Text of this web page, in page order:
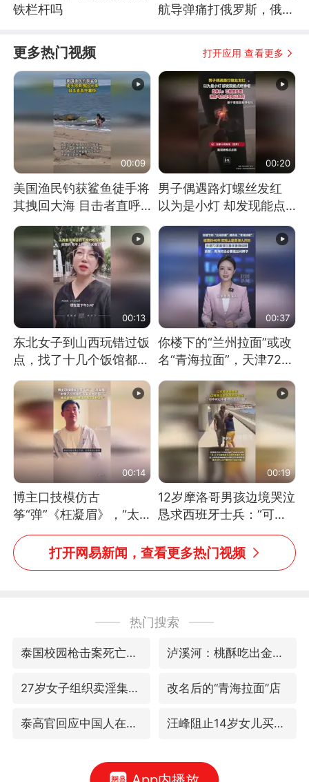
铁栏杆吗
航导弹痛打俄罗斯，俄军
更多热门视频 打开应用 查看更多
00:09
美国渔民钓获鲨鱼徒手将
其拽回大海 目击者直呼
震惊 （视频来源：参考
消息）
00:20
男子偶遇路灯螺丝发红
以为是小灯 却发现能点
燃香烟 当事人：已报警
处理
00:13
东北女子到山西玩错过饭
点，找了十几个饭馆都没
开门：午休到几点
00:37
你楼下的“兰州拉面”或改
名“青海拉面”，天津72家
面馆已集体更换招牌
00:14
博主口技模仿古
筝“弹”《枉凝眉》，“太
像了～你是吃古筝长大的
吗？”“或将成为首位考级
不带古筝的选手。”（来
00:19
12岁摩洛哥男孩边境哭泣
恳求西班牙士兵：“可不
可以不要把我遣返回国”
打开网易新闻，查看更多热门视频
热门搜索
泰国校园枪击案死亡人数升至7人 泸溪河：桃酥吃出金属牙冠视频不实
27岁女子组织卖淫集团被悬赏通缉 改名后的“青海拉面”店
泰高官回应中国人在泰遭歧视：全面调查 汪峰阻止14岁女儿买大牌